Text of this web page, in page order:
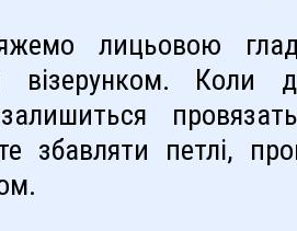
лицьовою
візерунком. Коли
збавляти петлі,